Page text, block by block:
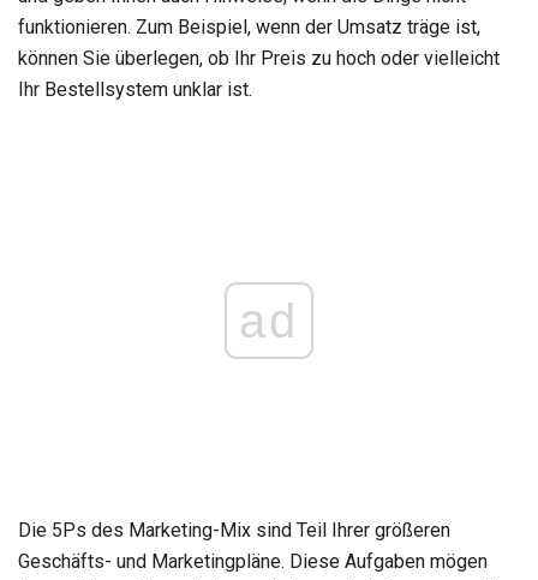
funktionieren. Zum Beispiel, wenn der Umsatz träge ist,
können Sie überlegen, ob Ihr Preis zu hoch oder vielleicht
Ihr Bestellsystem unklar ist.
ad
Die 5Ps des Marketing-Mix sind Teil Ihrer größeren
Geschäfts- und Marketingpläne. Diese Aufgaben mögen